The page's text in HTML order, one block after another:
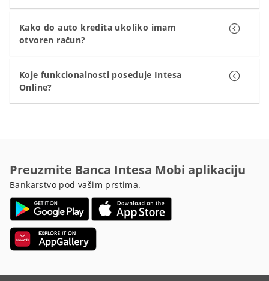
Kako do auto kredita ukoliko imam
otvoren račun?
Koje funkcionalnosti poseduje Intesa
Online?
Preuzmite Banca Intesa Mobi aplikaciju
Bankarstvo pod vašim prstima.